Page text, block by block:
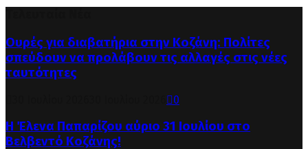
Ουρές για διαβατήρια στην Κοζάνη: Πολίτες
σπεύδουν να προλάβουν τις αλλαγές στις νέες
ταυτότητες
0
Η Έλενα Παπαρίζου αύριο 31 Ιουλίου στο
Βελβεντό Κοζάνης!